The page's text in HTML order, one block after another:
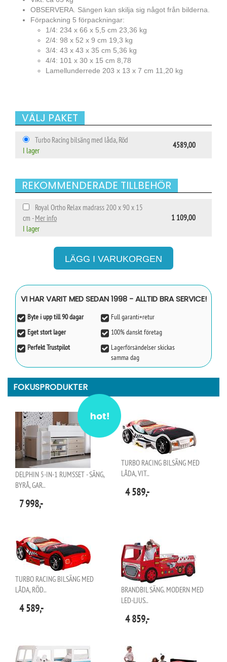
OBSERVERA. Sängen kan skilja sig något från bilderna.
Förpackning 5 förpackningar:
1/4: 234 x 66 x 5,5 cm 23,36 kg
2/4: 98 x 52 x 9 cm 19,3 kg
3/4: 43 x 43 x 35 cm 5,36 kg
4/4: 101 x 30 x 15 cm 8,78
Lamellunderrede 203 x 13 x 7 cm 11,20 kg
VÄLJ PAKET
Turbo Racing bilsäng med låda, Röd
I lager
4589,00
REKOMMENDERADE TILLBEHÖR
Royal Ortho Relax madrass 200 x 90 x 15
cm -Mer info
I lager
1 109,00
VI HAR VARIT MED SEDAN 1998 - ALLTID BRA SERVICE!
Byte i upp till 90 dagar
Full garanti+retur
Eget stort lager
100% danskt företag
Perfekt Trustpilot
Lagerförsändelser skickas
samma dag
FOKUSPRODUKTER
DELPHIN 5-IN-1 RUMSSET - SÄNG,
BYRÅ, GAR..
7 998,-
TURBO RACING BILSÄNG MED
LÅDA, VIT..
4 589,-
TURBO RACING BILSÄNG MED
LÅDA, RÖD..
4 589,-
BRANDBIL SÄNG. MODERN MED
LED-LJUS..
4 859,-